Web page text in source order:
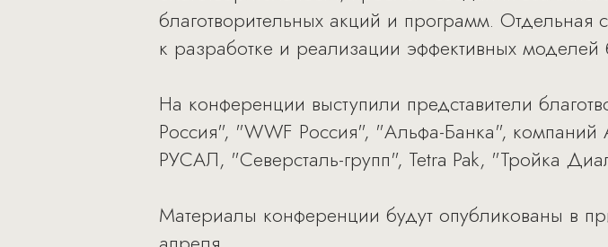
благотворительных акций и программ.
к разработке и реализации эффективных моделей
На конференции выступили представители
Россия", "WWF Россия", "Альфа-Банка",
РУСАЛ, "Северсталь-групп", Tetra Pak, "Тройка
Материалы конференции будут опубликованы в